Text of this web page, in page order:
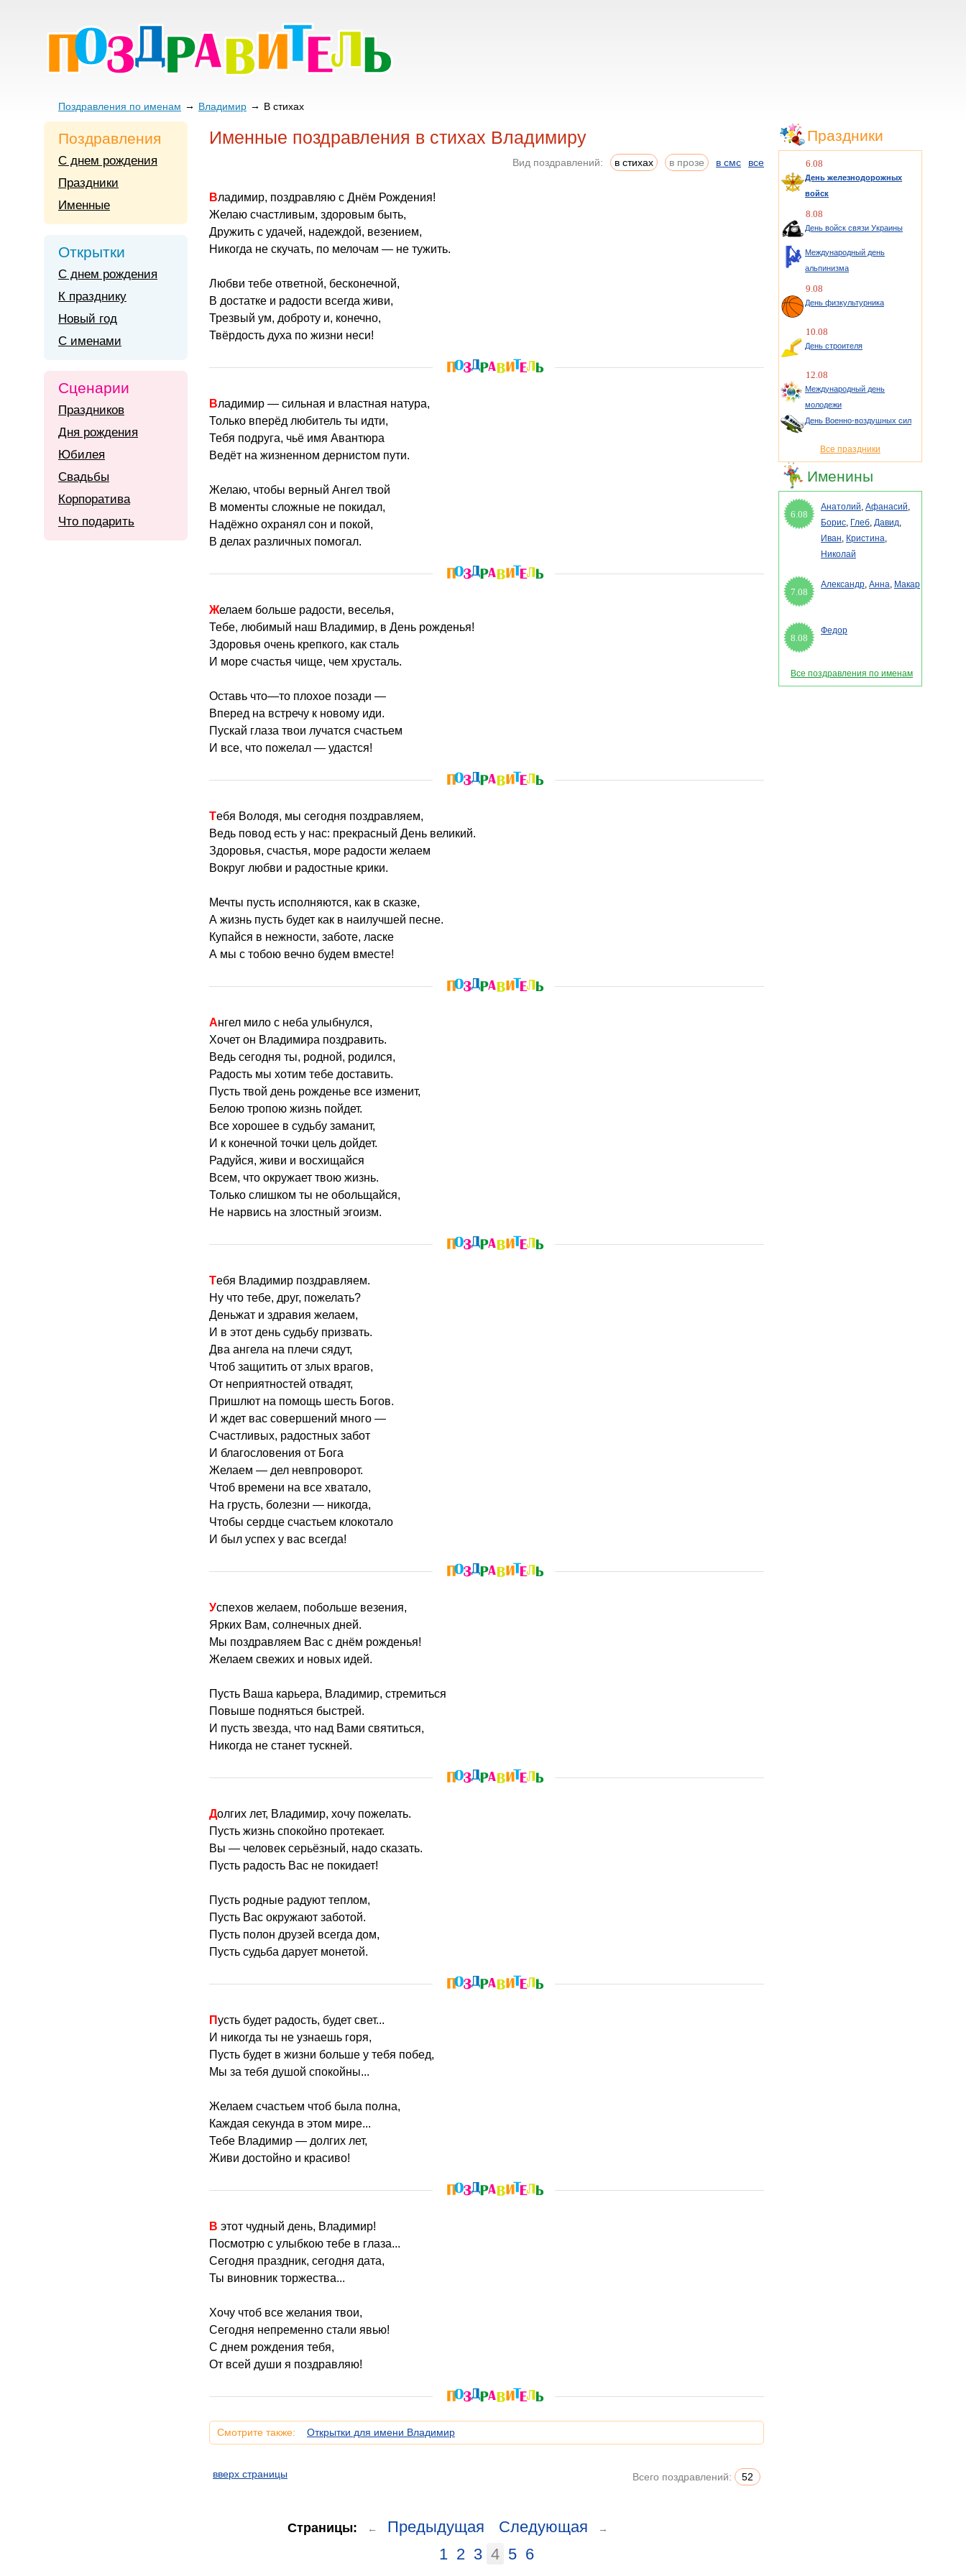
Поздравления по именам Владимир В стихах
Именные поздравления в стихах Владимиру
Вид поздравлений: в стихах в прозе в смс все
Владимир, поздравляю с Днём Рождения!
Желаю счастливым, здоровым быть,
Дружить с удачей, надеждой, везением,
Никогда не скучать, по мелочам — не тужить.
Любви тебе ответной, бесконечной,
В достатке и радости всегда живи,
Трезвый ум, доброту и, конечно,
Твёрдость духа по жизни неси!
Владимир — сильная и властная натура,
Только вперёд любитель ты идти,
Тебя подруга, чьё имя Авантюра
Ведёт на жизненном дернистом пути.
Желаю, чтобы верный Ангел твой
В моменты сложные не покидал,
Надёжно охранял сон и покой,
В делах различных помогал.
Желаем больше радости, веселья,
Тебе, любимый наш Владимир, в День рожденья!
Здоровья очень крепкого, как сталь
И море счастья чище, чем хрусталь.
Оставь что—то плохое позади —
Вперед на встречу к новому иди.
Пускай глаза твои лучатся счастьем
И все, что пожелал — удастся!
Тебя Володя, мы сегодня поздравляем,
Ведь повод есть у нас: прекрасный День великий.
Здоровья, счастья, море радости желаем
Вокруг любви и радостные крики.
Мечты пусть исполняются, как в сказке,
А жизнь пусть будет как в наилучшей песне.
Купайся в нежности, заботе, ласке
А мы с тобою вечно будем вместе!
Ангел мило с неба улыбнулся,
Хочет он Владимира поздравить.
Ведь сегодня ты, родной, родился,
Радость мы хотим тебе доставить.
Пусть твой день рожденье все изменит,
Белою тропою жизнь пойдет.
Все хорошее в судьбу заманит,
И к конечной точки цель дойдет.
Радуйся, живи и восхищайся
Всем, что окружает твою жизнь.
Только слишком ты не обольщайся,
Не нарвись на злостный эгоизм.
Тебя Владимир поздравляем.
Ну что тебе, друг, пожелать?
Деньжат и здравия желаем,
И в этот день судьбу призвать.
Два ангела на плечи сядут,
Чтоб защитить от злых врагов,
От неприятностей отвадят,
Пришлют на помощь шесть Богов.
И ждет вас совершений много —
Счастливых, радостных забот
И благословения от Бога
Желаем — дел невпроворот.
Чтоб времени на все хватало,
На грусть, болезни — никогда,
Чтобы сердце счастьем клокотало
И был успех у вас всегда!
Успехов желаем, побольше везения,
Ярких Вам, солнечных дней.
Мы поздравляем Вас с днём рожденья!
Желаем свежих и новых идей.
Пусть Ваша карьера, Владимир, стремиться
Повыше подняться быстрей.
И пусть звезда, что над Вами святиться,
Никогда не станет тускней.
Долгих лет, Владимир, хочу пожелать.
Пусть жизнь спокойно протекает.
Вы — человек серьёзный, надо сказать.
Пусть радость Вас не покидает!
Пусть родные радуют теплом,
Пусть Вас окружают заботой.
Пусть полон друзей всегда дом,
Пусть судьба дарует монетой.
Пусть будет радость, будет свет...
И никогда ты не узнаешь горя,
Пусть будет в жизни больше у тебя побед,
Мы за тебя душой спокойны...
Желаем счастьем чтоб была полна,
Каждая секунда в этом мире...
Тебе Владимир — долгих лет,
Живи достойно и красиво!
В этот чудный день, Владимир!
Посмотрю с улыбкою тебе в глаза...
Сегодня праздник, сегодня дата,
Ты виновник торжества...
Хочу чтоб все желания твои,
Сегодня непременно стали явью!
С днем рождения тебя,
От всей души я поздравляю!
Смотрите также: Открытки для имени Владимир
вверх страницы Всего поздравлений: 52
Страницы: ← Предыдущая Следующая →
1 2 3 4 5 6
Поздравления
С днем рождения
Праздники
Именные
Открытки
С днем рождения
К празднику
Новый год
С именами
Сценарии
Праздников
Дня рождения
Юбилея
Свадьбы
Корпоратива
Что подарить
Праздники
6.08
День железнодорожных
войск
8.08
День войск связи Украины
Международный день
альпинизма
9.08
День физкультурника
10.08
День строителя
12.08
Международный день
молодежи
День Военно-воздушных сил
Все праздники
Именины
6.08
Анатолий, Афанасий,
Борис, Глеб, Давид,
Иван, Кристина,
Николай
7.08
Александр, Анна, Макар
8.08
Федор
Все поздравления по именам